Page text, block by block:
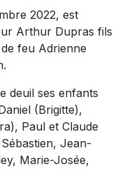
2022, est
Arthur Dupras fils
feu Adrienne
deuil ses enfants
(Brigitte),
Paul et Claude
Jean-
Marie-Josée,